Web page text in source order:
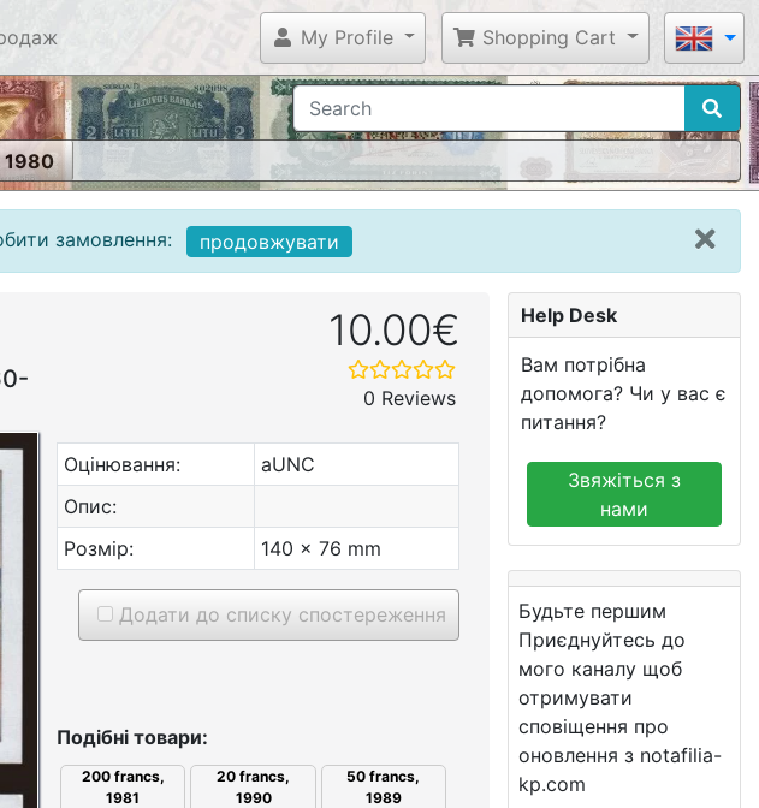
My Profile Shopping Cart
1980
замовлення: продовжувати
10.00€
0 Reviews
Оцінювання:
aUNC
Опис:
Розмір:
140 x 76 mm
Додати до списку спостереження
Подібні товари:
200 francs,
1981
20 francs,
1990
50 francs,
1989
Help Desk
Вам потрібна
допомога? Чи у вас є
питання?
Звяжіться з
нами
Будьте першим
Приєднуйтесь до
мого каналу щоб
отримувати
сповіщення про
оновлення з notafilia-
kp.com